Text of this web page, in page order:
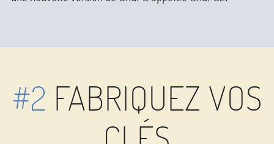
#2 FABRIQUEZ VOS